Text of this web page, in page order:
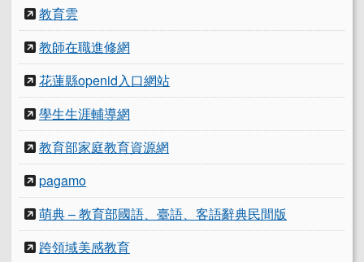
教育雲
教師在職進修網
花蓮縣openid入口網站
學生生涯輔導網
教育部家庭教育資源網
pagamo
萌典 – 教育部國語、臺語、客語辭典民間版
跨領域美感教育